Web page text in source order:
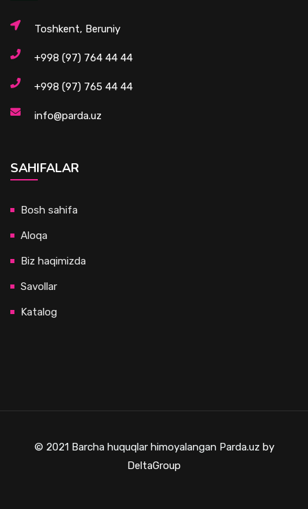
Toshkent, Beruniy
+998 (97) 764 44 44
+998 (97) 765 44 44
info@parda.uz
SAHIFALAR
Bosh sahifa
Aloqa
Biz haqimizda
Savollar
Katalog
© 2021 Barcha huquqlar himoyalangan Parda.uz by
DeltaGroup